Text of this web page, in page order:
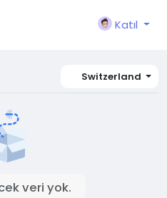
Katıl
Switzerland
veri yok.